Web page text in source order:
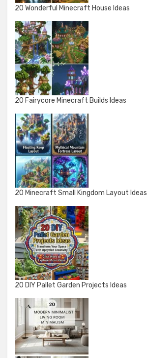
20 Wonderful Minecraft House Ideas
20 Fairycore Minecraft Builds Ideas
20 Minecraft Small Kingdom Layout Ideas
20 DIY Pallet Garden Projects Ideas